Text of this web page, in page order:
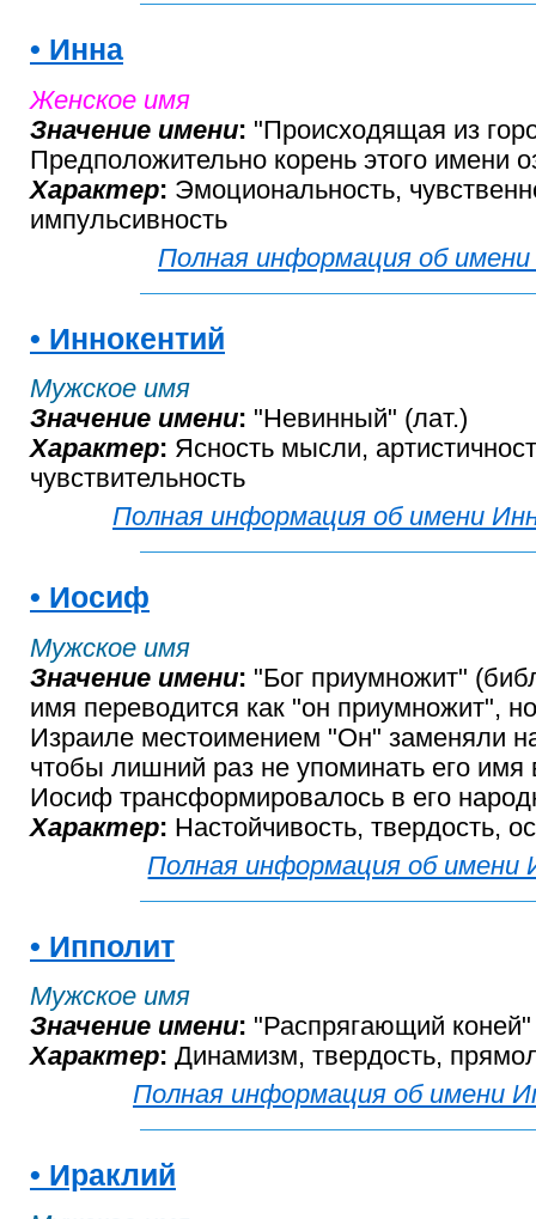
• Инна
Женское имя
Значение имени: "Происходящая из
Предположительно корень этого имени
Характер: Эмоциональность,
импульсивность
Полная информация об
• Иннокентий
Мужское имя
Значение имени: "Невинный" (лат.)
Характер: Ясность мысли,
чувствительность
Полная информация об имени
• Иосиф
Мужское имя
Значение имени: "Бог приумножит"
имя переводится как "он приумножит",
Израиле местоимением "Он" заменяли
чтобы лишний раз не упоминать его
Иосиф трансформировалось в его
Характер: Настойчивость, твердость,
Полная информация об имени
• Ипполит
Мужское имя
Значение имени: "Распрягающий коней"
Характер: Динамизм, твердость,
Полная информация об имени
• Ираклий